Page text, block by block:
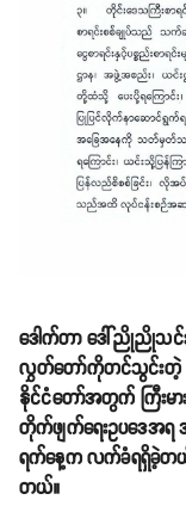
ဒေါက်တာ ဒေါ်ညိုညိုသင်း
လွှတ်တော်ကိုတင်သွင်းတဲ့ ၂
နိုင်ငံတော်အတွက် ကြီးမာ
တိုက်ဖျက်ရေးဥပဒေအရ
ရက်နေ့က လက်ခံရရှိခဲ့တ
တယ်။